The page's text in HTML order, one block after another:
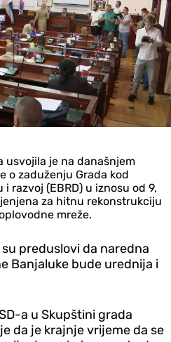
usvojila je na današnjem
o zaduženju Grada kod
razvoj (EBRD) u iznosu od 9,
za hitnu rekonstrukciju
mreže.
preduslovi da naredna
Banjaluke bude urednija i
a u Skupštini grada
da je krajnje vrijeme da se